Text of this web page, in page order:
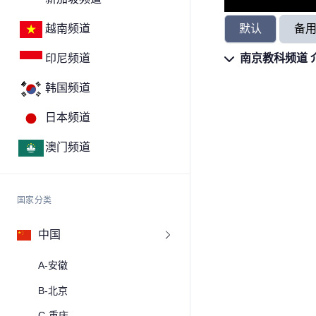
越南频道
印尼频道
韩国频道
日本频道
澳门频道
国家分类
中国
A-安徽
B-北京
默认 备用
南京教科频道